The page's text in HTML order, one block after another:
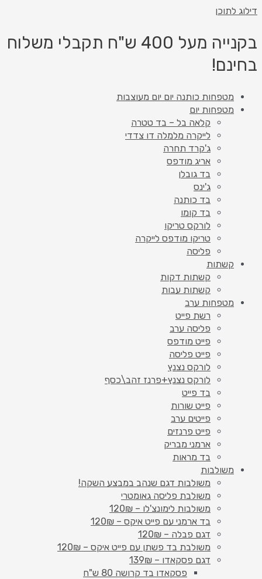
דילוג לתוכן
בקנייה מעל 400 ש"ח תקבלי משלוח
בחינם!
מטפחות כותנה יום יום מעוצבות
מטפחות יום
קלאה בל – בד טטרה
לייקרה מלמלה דו צדדי
ג'קרד תחרה
אריג מודפס
בד גובלן
ג'ינס
בד כותנה
בד קומו
לורקס טריקו
טריקו מודפס לייקרה
פליסה
קשתות
קשתות דקות
קשתות עבות
מטפחות ערב
רשת פייט
פליסה ערב
פייט מודפס
פייט פליסה
לורקס נצנץ
לורקס נצנץ+פרנז זהב\כסף
בד פייט
פייט שורות
פייטים ערב
פייט פרנזים
ארמני מבריק
בד מראות
משולבות
משולבות דגם שנהב במבצע השקה!
משולבת פליסה גאומטרי
משולבות לימונצ'לו – 120₪
בד ארמני עם פייט איקס – 120₪
דגם פבלה – 120₪
משולבת בד פשתן עם פייט איקס – 120₪
דגם פסקאדו – 139₪
פסקאדו בד קרושה 80 ש"ח